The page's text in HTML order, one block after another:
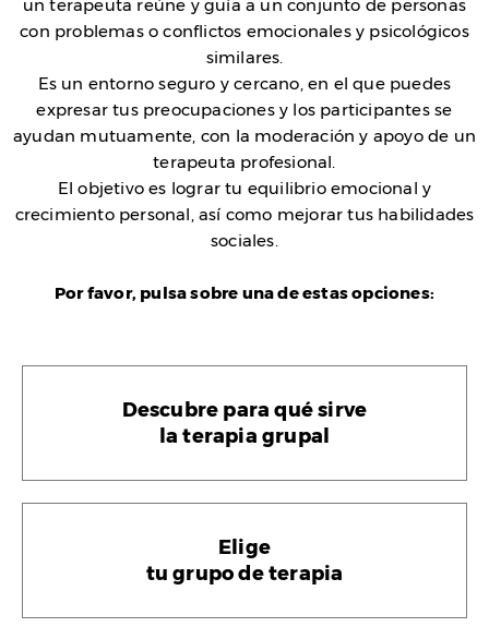
un terapeuta reúne y guía a un conjunto de personas
con problemas o conflictos emocionales y psicológicos
similares.
Es un entorno seguro y cercano, en el que puedes
expresar tus preocupaciones y los participantes se
ayudan mutuamente, con la moderación y apoyo de un
terapeuta profesional.
El objetivo es lograr tu equilibrio emocional y
crecimiento personal, así como mejorar tus habilidades
sociales.
Por favor, pulsa sobre una de estas opciones:
Descubre para qué sirve
la terapia grupal
Elige
tu grupo de terapia